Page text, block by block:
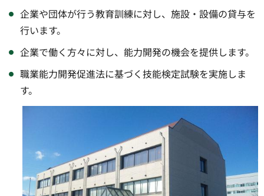
企業や団体が行う教育訓練に対し、施設・設備の貸与を
行います。
企業で働く方々に対し、能力開発の機会を提供します。
職業能力開発促進法に基づく技能検定試験を実施しま
す。